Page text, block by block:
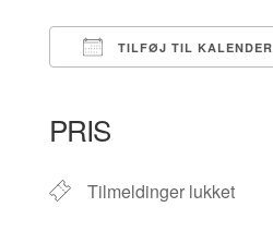
TILFØJ TIL KALENDER
PRIS
Tilmeldinger lukket